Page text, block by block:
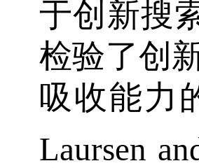
于创新搜
检验了创
吸收能力
Laursen